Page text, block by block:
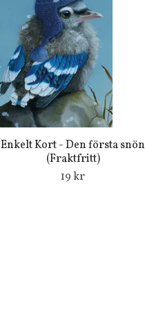
Enkelt Kort - Den första snön
(Fraktfritt)
19 kr